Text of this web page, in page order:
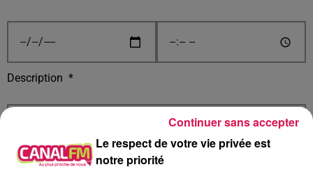
Description *
Le respect de votre vie privée est
notre priorité
Continuer sans accepter